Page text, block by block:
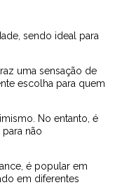
sendo ideal para
uma sensação de
escolha para quem
No entanto, é
não
é popular em
em diferentes